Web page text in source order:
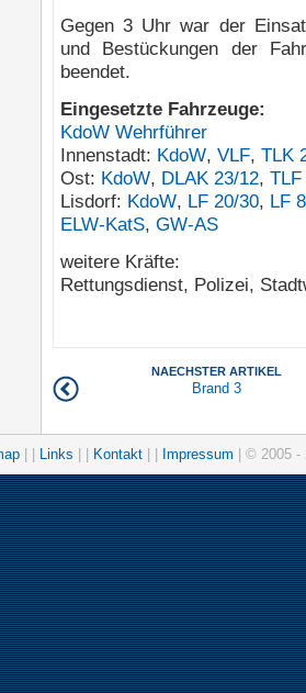
Gegen 3 Uhr war der
und Bestückungen der
beendet.
Eingesetzte Fahrzeuge:
KdoW Wehrführer
Innenstadt: KdoW, VLF, TLK
Ost: KdoW, DLAK 23/12,
Lisdorf: KdoW, LF 20/30, LF 8
ELW-KatS, GW-AS
weitere Kräfte:
Rettungsdienst, Polizei,
NAECHSTER ARTIKEL
Brand 3
Links Kontakt Impressum | © 2005 -